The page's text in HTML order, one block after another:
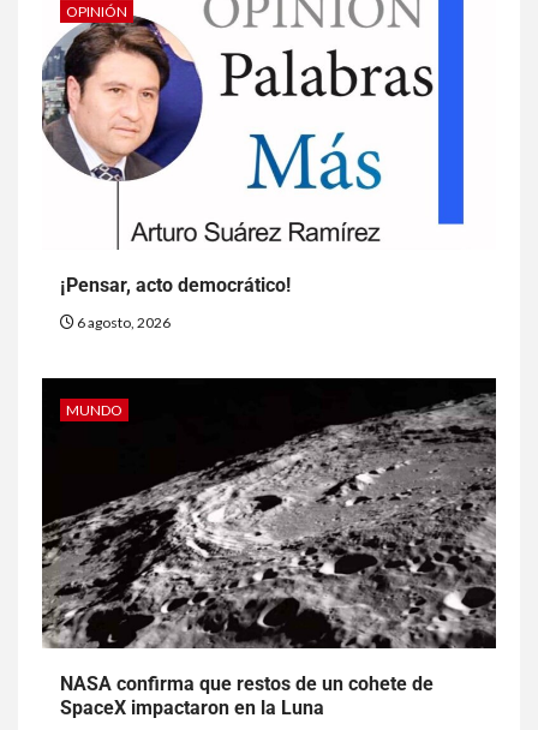
OPINIÓN
¡Pensar, acto democrático!
6 agosto, 2026
MUNDO
NASA confirma que restos de un cohete de
SpaceX impactaron en la Luna